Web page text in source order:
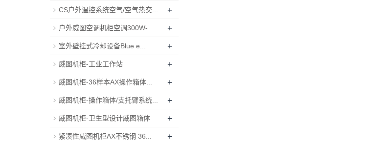
CS户外温控系统空气/空气热交... +
户外威图空调机柜空调300W-... +
室外壁挂式冷却设备Blue e... +
威图机柜-工业工作站 +
威图机柜-36样本AX操作箱体... +
威图机柜-操作箱体/支托臂系统... +
威图机柜-卫生型设计威图箱体 +
紧凑性威图机柜AX不锈钢 36... +